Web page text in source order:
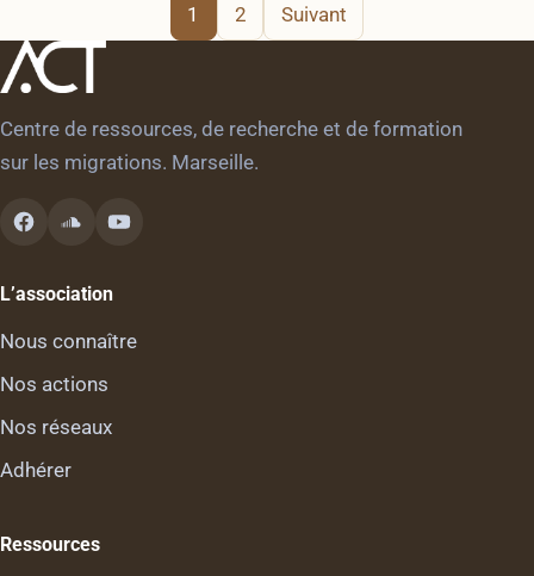
des
publications
1 2 Suivant
Centre de ressources, de recherche et de formation
sur les migrations. Marseille.
L’association
Nous connaître
Nos actions
Nos réseaux
Adhérer
Ressources